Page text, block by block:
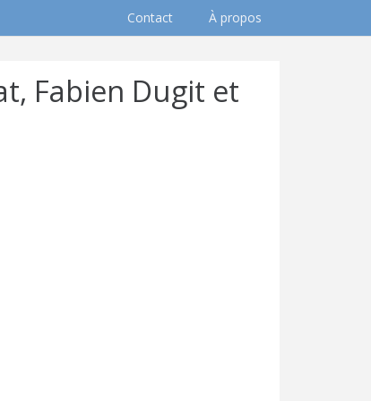
Contact À propos
Fabien Dugit et